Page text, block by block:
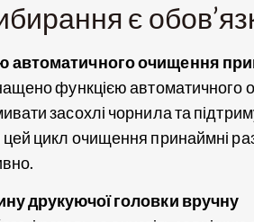
є
автоматичного очищення
функцією
засохлі чорнила та
цикл очищення принаймні
друкуючої головки вручну